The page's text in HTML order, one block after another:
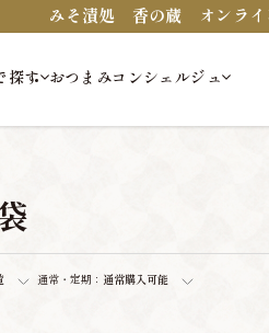
みそ漬処 香の蔵 オンライ
探す おつまみコンシェルジュ
通常・定期： 通常購入可能